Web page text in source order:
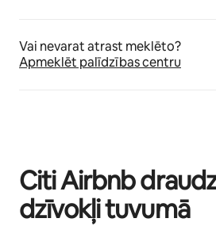
Vai nevarat atrast meklēto?
Apmeklēt palīdzības centru
Citi Airbnb
dzīvokļi tuvumā